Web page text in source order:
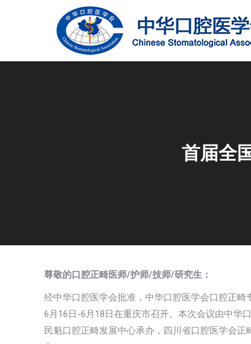
首届全
尊敬的口腔正畸医师/护师/技师/研究生：
经中华口腔医学会批准，中华口腔医学会口腔正畸
6月16日-6月18日在重庆市召开。本次会议由中华
民魁口腔正畸发展中心承办，四川省口腔医学会